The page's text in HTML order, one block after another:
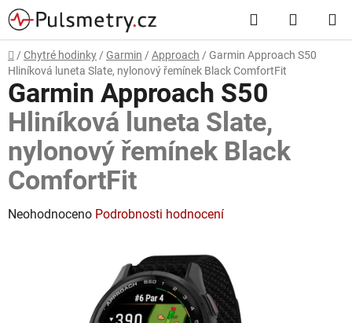
Přejít
na
obsah
Hledat
KOŠÍK
Domů
/ Chytré hodinky / Garmin / Approach / Garmin Approach S50
Hliníková luneta Slate, nylonový řemínek Black ComfortFit
Garmin Approach S50
Hliníková luneta Slate,
nylonový řemínek Black
ComfortFit
Průměrné
Neohodnoceno Podrobnosti hodnocení